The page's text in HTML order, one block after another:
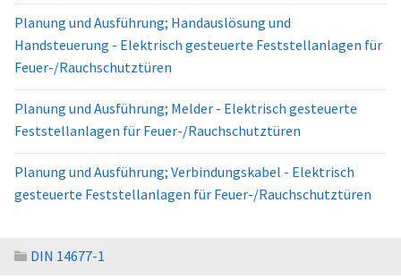
Planung und Ausführung; Handauslösung und
Handsteuerung - Elektrisch gesteuerte Feststellanlagen für
Feuer-/Rauchschutztüren
Planung und Ausführung; Melder - Elektrisch gesteuerte
Feststellanlagen für Feuer-/Rauchschutztüren
Planung und Ausführung; Verbindungskabel - Elektrisch
gesteuerte Feststellanlagen für Feuer-/Rauchschutztüren
DIN 14677-1